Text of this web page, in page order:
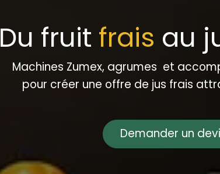
Du fruit frais au
Machines Zumex, agrumes et
pour créer une offre de jus frais
Demander un